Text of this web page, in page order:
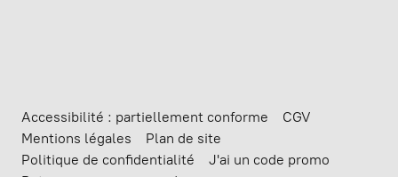
Accessibilité : partiellement conforme
CGV
Mentions légales
Plan de site
Politique de confidentialité
J'ai un code promo